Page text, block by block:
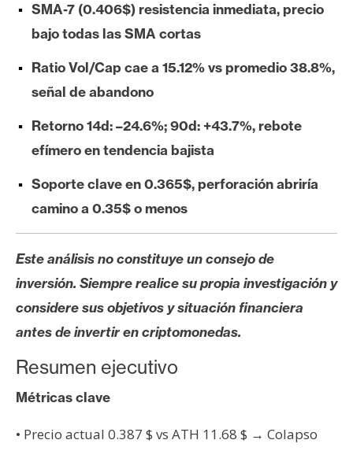
n
á
i
s
s
N
o
t
a
s
d
e
r
e
s
SMA-7 (0.406$) resistencia inmediata, precio
bajo todas las SMA cortas
Ratio Vol/Cap cae a 15.12% vs promedio 38.8%,
señal de abandono
Retorno 14d: –24.6%; 90d: +43.7%, rebote
efímero en tendencia bajista
Soporte clave en 0.365$, perforación abriría
camino a 0.35$ o menos
Este análisis no constituye un consejo de
inversión. Siempre realice su propia investigación y
considere sus objetivos y situación financiera
antes de invertir en criptomonedas.
Resumen ejecutivo
Métricas clave
• Precio actual 0.387 $ vs ATH 11.68 $ → Colapso